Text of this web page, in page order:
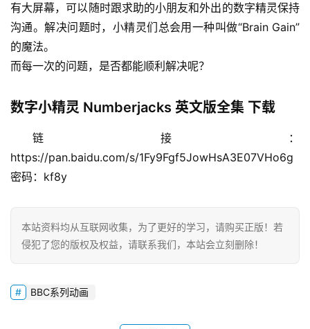
有大屏幕，可以随时跟求助的小朋友和外出的数字精灵保持
沟通。解决问题时，小精灵们总会用一种叫做“Brain Gain”
的魔法。
而每一次的问题，是否都能顺利解决呢？
数字小精灵 Numberjacks 英文版全集 下载
链接：
https://pan.baidu.com/s/1Fy9Fgf5JowHsA3E07VHo6g
密码：kf8y
本站资料均从互联网收集，为了更好的学习，请购买正版！若
侵犯了您的版权及权益，请联系我们，本站会立刻删除！
BBC系列动画